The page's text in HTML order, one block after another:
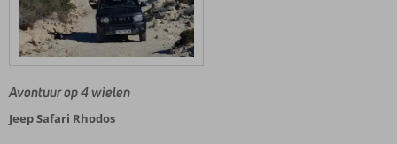
Avontuur op 4 wielen
Jeep Safari Rhodos